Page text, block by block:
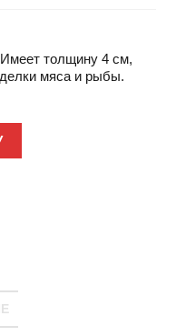
толщину 4 см,
мяса и рыбы.